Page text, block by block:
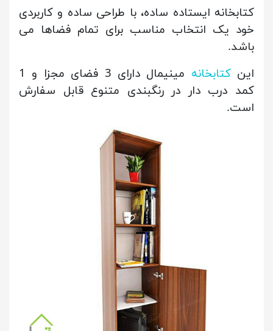
کتابخانه ایستاده ساده، با طراحی ساده و کاربردی
خود یک انتخاب مناسب برای تمام فضاها می
باشد.
اینکتابخانه
مینیمال دارای 3 فضای مجزا و 1
کمد درب دار در رنگبندی متنوع قابل سفارش
است.